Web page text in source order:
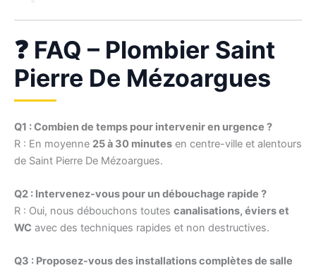
❓ FAQ – Plombier Saint
Pierre De Mézoargues
Q1 : Combien de temps pour intervenir en urgence ?
R : En moyenne 25 à 30 minutes en centre-ville et alentours
de Saint Pierre De Mézoargues.
Q2 : Intervenez-vous pour un débouchage rapide ?
R : Oui, nous débouchons toutes canalisations, éviers et
WC avec des techniques rapides et non destructives.
Q3 : Proposez-vous des installations complètes de salle